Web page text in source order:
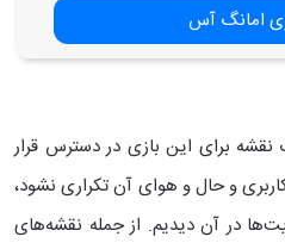
امانگ آس
سال 2018، تنها یک نقشه برای این بازی در دسترس قرار
و حال و هوای آن تکراری نشود،
در آن دیدیم. از جمله نقشه‌های